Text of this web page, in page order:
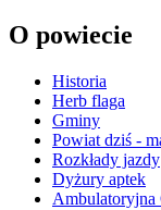
O powiecie
Historia
Herb flaga
Gminy
Powiat dziś -
Rozkłady jazdy
Dyżury aptek
Ambulatoryjna